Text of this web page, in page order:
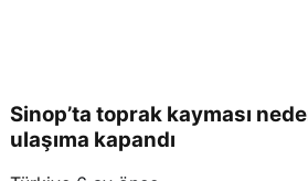
Sinop’ta toprak kayması
ulaşıma kapandı